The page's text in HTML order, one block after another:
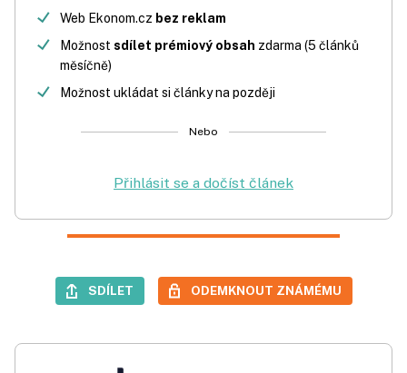
Web Ekonom.cz bez reklam
Možnost sdílet prémiový obsah zdarma (5 článků
měsíčně)
Možnost ukládat si články na později
Nebo
Přihlásit se a dočíst článek
SDÍLET ODEMKNOUT ZNÁMÉMU